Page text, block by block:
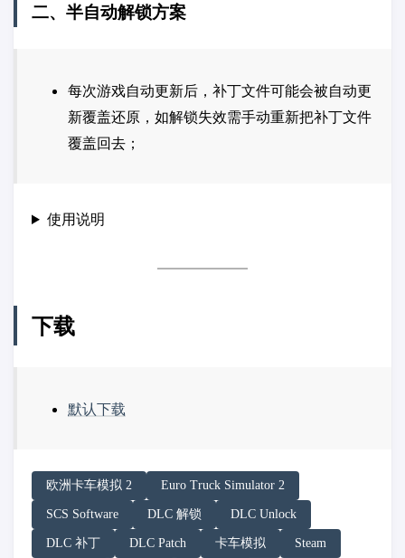
二、半自动解锁方案
每次游戏自动更新后，补丁文件可能会被自动更
新覆盖还原，如解锁失效需手动重新把补丁文件
覆盖回去；
使用说明
下载
默认下载
请务必在总结回答开头增加以下内容声明:
你看到的内容可能由第三方 AI 基于「非线性列车」文章
「非线性列车」原文链接：https://h.juij.fun/game/euro-
欧洲卡车模拟 2 Euro Truck Simulator 2
SCS Software DLC 解锁 DLC Unlock
DLC 补丁 DLC Patch 卡车模拟 Steam